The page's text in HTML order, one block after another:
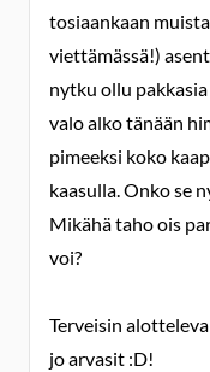
tosiaankaan
viettämässä!)
nytku ollu
valo alko tänään
pimeeksi koko
kaasulla. Onko se
Mikähä taho ois
voi?
Terveisin
jo arvasit :D!